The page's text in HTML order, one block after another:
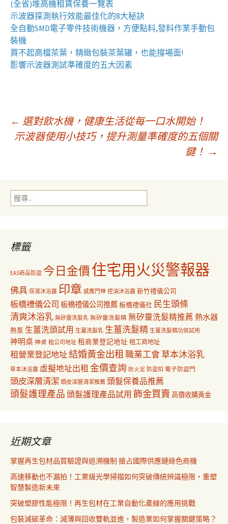
(全省)堆高機租賃保養一覽表
示波器探測執行效能最佳化的8大秘訣
全自動SMD電子零件技術機器 ，方便點料,發料作業手動包
裝機
買不起高檔茶葉，精緻包裝茶葉罐 ，也能撐場面!
影響示波器測試準確度的五大因素
文
導
← 選對飲水機，健康生活從每一口水開始！
示波器使用小技巧，提升測量準確度的五個關
鍵！ →
搜
尋
標籤
EAS商品防盜 今日金價住宅用火災警報器
佛具 保濕沐浴露 印章 感應門神 控油沐浴露 新竹禮儀公司
板橋禮儀公司 板橋禮儀公司推薦板橋禮儀社 民生頭條
清爽沐浴乳 無矽靈洗髮乳 無矽靈洗髮精 無矽靈洗髮精推薦 熱水器
熱泵 生薑洗頭試用 生薑洗髮乳 生薑洗髮精 生薑洗髮精功效試用
神明桌 神桌 租公司地址 租商業登記地址 租工商地址
租營業登記地址結婚黃金出租職業工會草本沐浴乳
草本沐浴露 虛擬地址出租 金價查詢 防火泥 防盜扣 電子防盜門
頭皮深層清潔 頭皮深層清潔推薦 頭髮保養品推薦
頭髮護理產品 頭髮護理產品試用 飾金買賣 高價收購黃金
近期文章
掌握再生包材品質驗證與追溯機制 搶占國際供應鏈綠色商機
高速移動也不漏拍！工業級光學掃描如何突破傳統辨識極限，重塑
智慧製造新未來
突破塑膠性能極限！再生包材在工業自動化產線的應用挑戰
包裝減碳革命：減薄與回收雙軌並進，製造業如何掌握關鍵策略？